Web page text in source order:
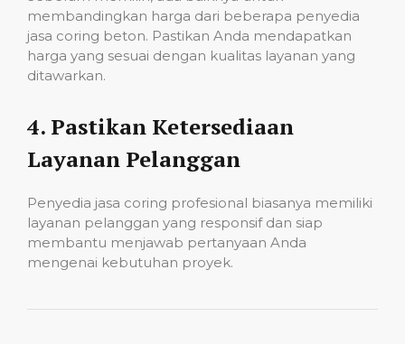
membandingkan harga dari beberapa penyedia
jasa coring beton. Pastikan Anda mendapatkan
harga yang sesuai dengan kualitas layanan yang
ditawarkan.
4. Pastikan Ketersediaan
Layanan Pelanggan
Penyedia jasa coring profesional biasanya memiliki
layanan pelanggan yang responsif dan siap
membantu menjawab pertanyaan Anda
mengenai kebutuhan proyek.